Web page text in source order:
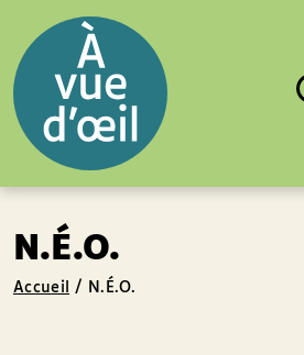
Fermer
Rechercher
un
livre,
un
auteur,
un
EAN
N.É.O.
Accueil / N.É.O.